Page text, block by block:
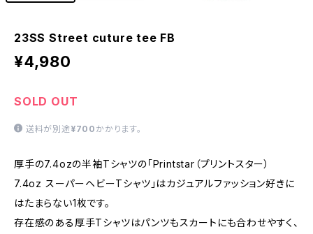
23SS Street cuture tee FB
¥4,980
SOLD OUT
送料が別途 ¥700 かかります。
厚手の7.4ozの半袖Tシャツの「Printstar（プリントスター）
7.4oz スーパーヘビーTシャツ」はカジュアルファッション好きに
はたまらない1枚です。
存在感のある厚手Tシャツはパンツもスカートにも合わせやすく、